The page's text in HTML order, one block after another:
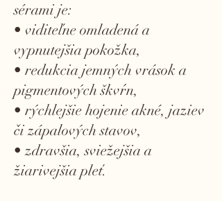
sérami je:
• viditeľne omladená a
vypnutejšia pokožka,
• redukcia jemných vrások a
pigmentových škvŕn,
• rýchlejšie hojenie akné, jaziev
či zápalových stavov,
• zdravšia, sviežejšia a
žiarivejšia pleť.